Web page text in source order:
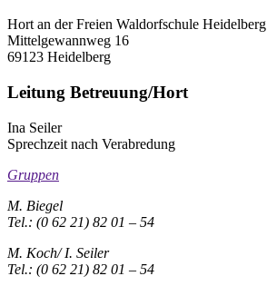
Hort an der Freien Waldorfschule Heidelberg
Mittelgewannweg 16
69123 Heidelberg
Leitung Betreuung/Hort
Ina Seiler
Sprechzeit nach Verabredung
Gruppen
M. Biegel
Tel.: (0 62 21) 82 01 – 54
M. Koch/ I. Seiler
Tel.: (0 62 21) 82 01 – 54